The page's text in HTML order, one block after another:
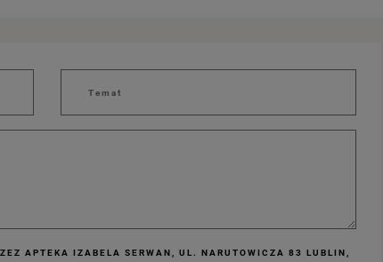
APTEKA IZABELA SERWAN, UL. NARUTOWICZA 83 LUBLIN,